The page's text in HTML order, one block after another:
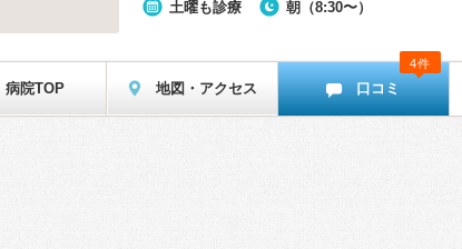
土曜も診療
朝（8:30〜）
病院TOP 地図・アクセス 口コミ
4件